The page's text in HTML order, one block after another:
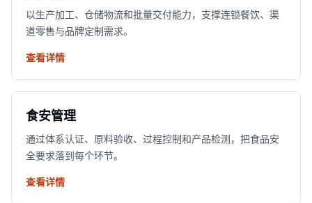
以生产加工、仓储物流和批量交付能力，支撑连锁餐饮、渠
道零售与品牌定制需求。
查看详情
食安管理
通过体系认证、原料验收、过程控制和产品检测，把食品安
全要求落到每个环节。
查看详情